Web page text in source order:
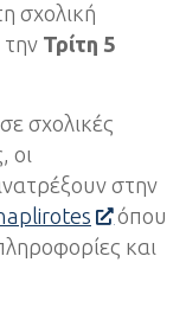
σχολική
Τρίτη 5
σχολικές
οι
στην
όπου
και